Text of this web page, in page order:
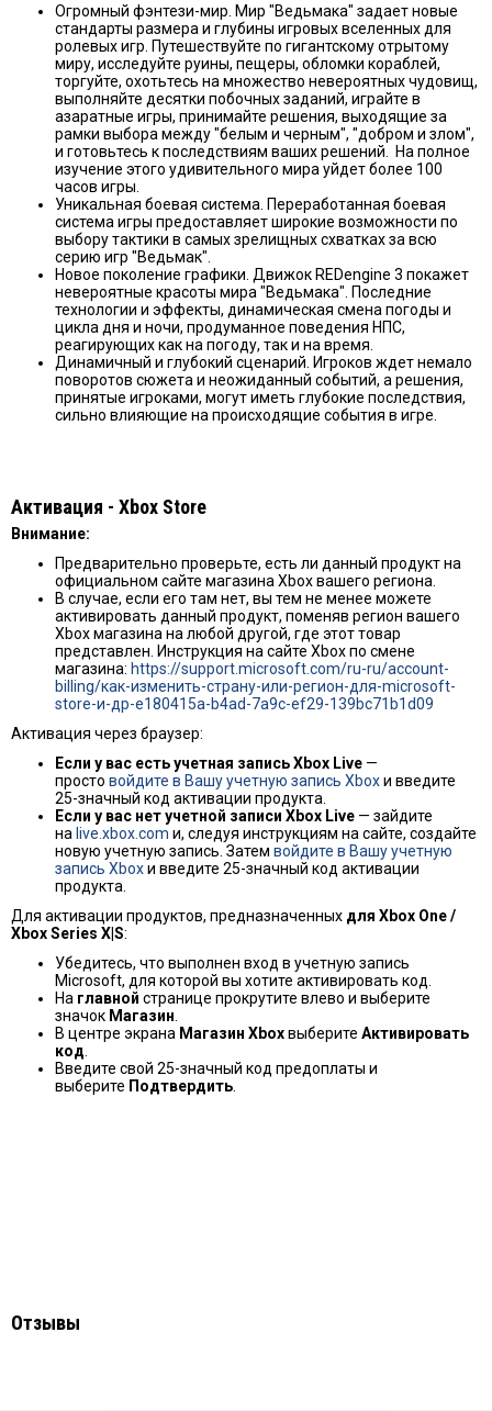
Огромный фэнтези-мир. Мир "Ведьмака" задает новые
стандарты размера и глубины игровых вселенных для
ролевых игр. Путешествуйте по гигантскому отрытому
миру, исследуйте руины, пещеры, обломки кораблей,
торгуйте, охотьтесь на множество невероятных чудовищ,
выполняйте десятки побочных заданий, играйте в
азаратные игры, принимайте решения, выходящие за
рамки выбора между "белым и черным", "добром и злом",
и готовьтесь к последствиям ваших решений. На полное
изучение этого удивительного мира уйдет более 100
часов игры.
Уникальная боевая система. Переработанная боевая
система игры предоставляет широкие возможности по
выбору тактики в самых зрелищных схватках за всю
серию игр "Ведьмак".
Новое поколение графики. Движок REDengine 3 покажет
невероятные красоты мира "Ведьмака". Последние
технологии и эффекты, динамическая смена погоды и
цикла дня и ночи, продуманное поведения НПС,
реагирующих как на погоду, так и на время.
Динамичный и глубокий сценарий. Игроков ждет немало
поворотов сюжета и неожиданный событий, а решения,
принятые игроками, могут иметь глубокие последствия,
сильно влияющие на происходящие события в игре.
Активация - Хbox Store
Внимание:
Предварительно проверьте, есть ли данный продукт на
официальном сайте магазина Xbox вашего региона.
В случае, если его там нет, вы тем не менее можете
активировать данный продукт, поменяв регион вашего
Xbox магазина на любой другой, где этот товар
представлен. Инструкция на сайте Xbox по смене
магазина: https://support.microsoft.com/ru-ru/account-
billing/как-изменить-страну-или-регион-для-microsoft-
store-и-др-e180415a-b4ad-7a9c-ef29-139bc71b1d09
Активация через браузер:
Если у вас есть учетная запись Xbox Live —
просто войдите в Вашу учетную запись Xboxи введите
25-значный код активации продукта.
Если у вас нет учетной записи Xbox Live — зайдите
на live.xbox.com и, следуя инструкциям на сайте, создайте
новую учетную запись. Затем войдите в Вашу учетную
запись Xboxи введите 25-значный код активации
продукта.
Для активации продуктов, предназначенных для Xbox One /
Xbox Series X|S:
Убедитесь, что выполнен вход в учетную запись
Microsoft, для которой вы хотите активировать код.
На главной странице прокрутите влево и выберите
значок Магазин
В центре экрана Магазин Xboxвыберите Активировать
код
Введите свой 25-значный код предоплаты и
выберите Подтвердить
Отзывы